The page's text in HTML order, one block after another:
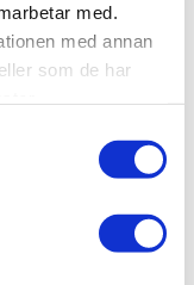
med.
med annan
som de har